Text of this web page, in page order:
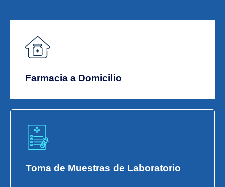
Farmacia a Domicilio
Toma de Muestras de Laboratorio